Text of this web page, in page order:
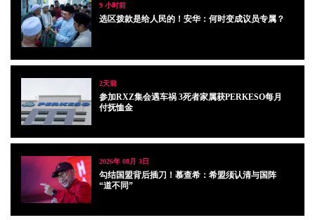
9 小时前
选区拨款是给人民的！安华：何时变成议员专属？
2天前
参加RXZ集会遇车祸 3死者家属获PERKESO每月
付抚恤金
2026年 08月 3日
勾结国盟背后插刀！慕查希：希盟须认清与国阵
“道不同”